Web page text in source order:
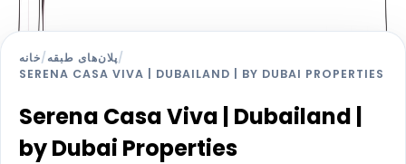
خانه/پلان‌های طبقه/
SERENA CASA VIVA | DUBAILAND | BY DUBAI PROPERTIES
Serena Casa Viva | Dubailand |
by Dubai Properties